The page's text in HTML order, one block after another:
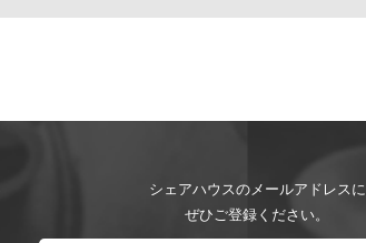
シェアハウスのメールアドレスに
ぜひご登録ください。